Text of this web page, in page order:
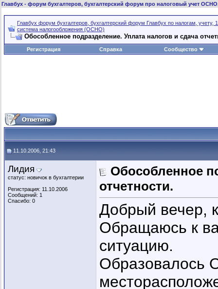
Главбух - форум бухгалтеров, бухгалтерский форум про налоговый учет
Главбух форум бухгалтеров, бухгалтерский форум Главбух по налогам, учету,
система налогообложения (ОСНО)
Обособленное подразделение. Уплата налогов и сдача
Регистрация Справка Сообщество
11.10.2006, 21:43
Лидия
статус: новичок в бухгалтерии
Регистрация: 11.10.2006
Сообщений: 1
Спасибо: 0
Обособленное
отчетности.
Добрый вечер,
Обращаюсь к
ситуацию.
Образовалось